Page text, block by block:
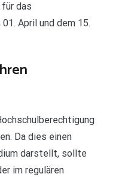
das
April und dem 15.
Da dies einen
darstellt, sollte
im regulären